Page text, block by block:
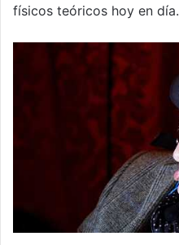
físicos teóricos hoy en día.